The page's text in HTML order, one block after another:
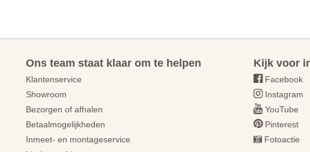
Ons team staat klaar om te helpen
Klantenservice
Showroom
Bezorgen of afhalen
Betaalmogelijkheden
Inmeet- en montageservice
Kijk voor
Facebook
Instagram
YouTube
Pinterest
Fotoactie